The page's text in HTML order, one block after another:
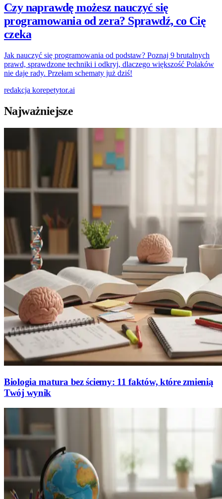
Czy naprawdę możesz nauczyć się
programowania od zera? Sprawdź, co Cię
czeka
Jak nauczyć się programowania od podstaw? Poznaj 9 brutalnych
prawd, sprawdzone techniki i odkryj, dlaczego większość Polaków
nie daje rady. Przełam schematy już dziś!
redakcja korepetytor.ai
Najważniejsze
Biologia matura bez ściemy: 11 faktów, które zmienią
Twój wynik